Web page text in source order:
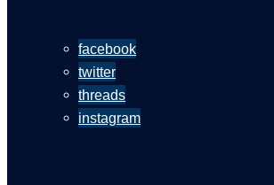
facebook
twitter
threads
instagram